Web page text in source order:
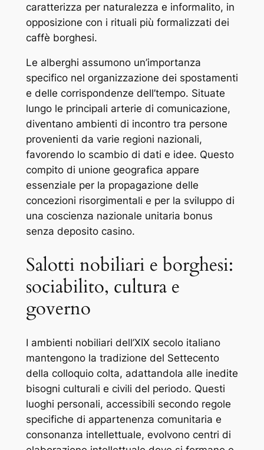
caratterizza per naturalezza e informalito, in
opposizione con i rituali più formalizzati dei
caffè borghesi.
Le alberghi assumono un’importanza
specifico nel organizzazione dei spostamenti
e delle corrispondenze dell’tempo. Situate
lungo le principali arterie di comunicazione,
diventano ambienti di incontro tra persone
provenienti da varie regioni nazionali,
favorendo lo scambio di dati e idee. Questo
compito di unione geografica appare
essenziale per la propagazione delle
concezioni risorgimentali e per la sviluppo di
una coscienza nazionale unitaria bonus
senza deposito casino.
Salotti nobiliari e borghesi:
sociabilito, cultura e
governo
I ambienti nobiliari dell’XIX secolo italiano
mantengono la tradizione del Settecento
della colloquio colta, adattandola alle inedite
bisogni culturali e civili del periodo. Questi
luoghi personali, accessibili secondo regole
specifiche di appartenenza comunitaria e
consonanza intellettuale, evolvono centri di